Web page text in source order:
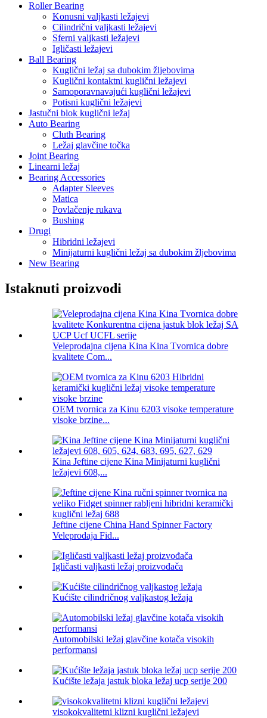
Roller Bearing
Konusni valjkasti ležajevi
Cilindrični valjkasti ležajevi
Sferni valjkasti ležajevi
Igličasti ležajevi
Ball Bearing
Kuglični ležaj sa dubokim žljebovima
Kuglični kontaktni kuglični ležajevi
Samoporavnavajući kuglični ležajevi
Potisni kuglični ležajevi
Jastučni blok kuglični ležaj
Auto Bearing
Cluth Bearing
Ležaj glavčine točka
Joint Bearing
Linearni ležaj
Bearing Accessories
Adapter Sleeves
Matica
Povlačenje rukava
Bushing
Drugi
Hibridni ležajevi
Minijaturni kuglični ležaj sa dubokim žljebovima
New Bearing
Istaknuti proizvodi
Veleprodajna cijena Kina Kina Tvornica dobre
kvalitete Com...
OEM tvornica za Kinu 6203 visoke temperature
visoke brzine...
Kina Jeftine cijene Kina Minijaturni kuglični
ležajevi 608,...
Jeftine cijene China Hand Spinner Factory
Veleprodaja Fid...
Igličasti valjkasti ležaj proizvođača
Kućište cilindričnog valjkastog ležaja
Automobilski ležaj glavčine kotača visokih
performansi
Kućište ležaja jastuk bloka ležaj ucp serije 200
visokokvalitetni klizni kuglični ležajevi